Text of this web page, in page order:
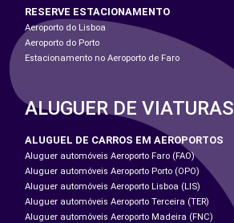
RESERVE ESTACIONAMENTO
Aeroporto do Lisboa
Aeroporto do Porto
Estacionamento no Aeroporto de Faro
ALUGUER DE VIATURAS
ALUGUEL DE CARROS EM AEROPORTOS
Aluguer automóveis Aeroporto Faro (FAO)
Aluguer automóveis Aeroporto Porto (OPO)
Aluguer automóveis Aeroporto Lisboa (LIS)
Aluguer automóveis Aeroporto Terceira (TER)
Aluguer automóveis Aeroporto Madeira (FNC)